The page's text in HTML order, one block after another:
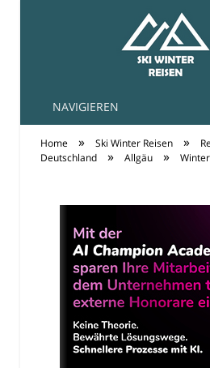
Ski-
NAVIGIEREN
Home » Ski Winter Reisen »
Deutschland » Allgäu »